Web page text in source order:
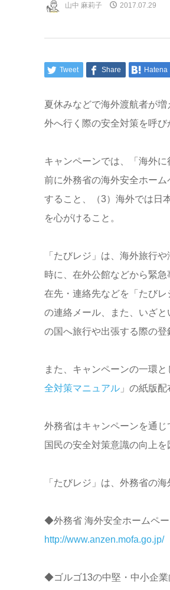
山中 麻莉子 2017.07.29
Tweet Share Hatena
夏休みなどで海外渡航者が
外へ行く際の安全対策を呼び
キャンペーンでは、「海外
前に外務省の海外安全ホー
すること、（3）海外では日
を心がけること。
「たびレジ」は、海外旅行
時に、在外公館などから緊
在先・連絡先などを「たび
の連絡メール、また、いざ
の国へ旅行や出張する際の登
また、キャンペーンの一環
全対策マニュアル」の紙版配
外務省はキャンペーンを通
国民の安全対策意識の向上を
「たびレジ」は、外務省の
◆外務省 海外安全ホームペ
http://www.anzen.mofa.go.jp/
◆ゴルゴ13の中堅・中小企業